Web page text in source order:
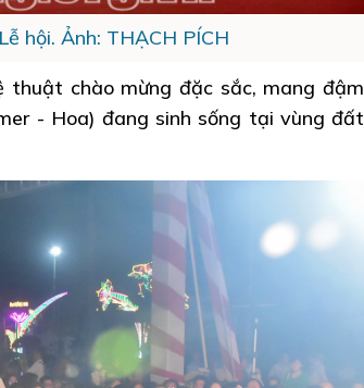
hội. Ảnh: THẠCH PÍCH
thuật chào mừng đặc sắc, mang đậm
- Hoa) đang sinh sống tại vùng đất